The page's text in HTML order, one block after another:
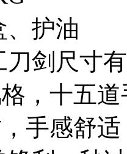
、护油
刀剑尺寸
，十五
手感舒